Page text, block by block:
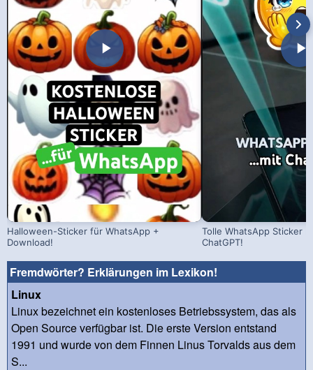
Halloween-Sticker für WhatsApp +
Download!
Tolle WhatsApp Sticker
ChatGPT!
Fremdwörter? Erklärungen im Lexikon!
Linux
Linux bezeichnet ein kostenloses Betriebssystem, das als
Open Source verfügbar ist. Die erste Version entstand
1991 und wurde von dem Finnen Linus Torvalds aus dem
S...